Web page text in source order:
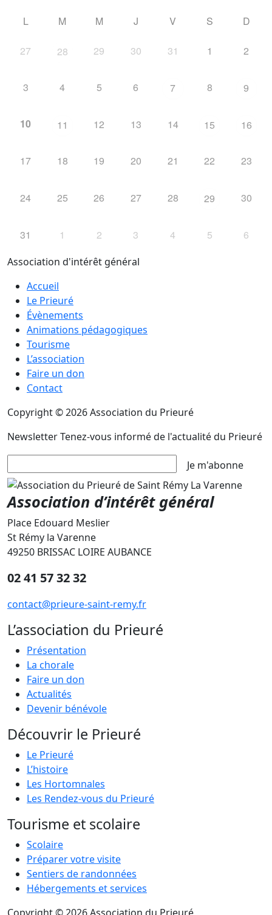
L M M J V S D
27 28 29 30 31 1 2
3 4 5 6 7 8 9
10 11 12 13 14 15 16
17 18 19 20 21 22 23
24 25 26 27 28 29 30
31 1 2 3 4 5 6
Association d'intérêt général
Accueil
Le Prieuré
Évènements
Animations pédagogiques
Tourisme
L’association
Faire un don
Contact
Copyright © 2026 Association du Prieuré
NewsletterTenez-vous informé de l'actualité du Prieuré
Je m'abonne
Association d’intérêt général
Place Edouard Meslier
St Rémy la Varenne
49250 BRISSAC LOIRE AUBANCE
02 41 57 32 32
contact@prieure-saint-remy.fr
L’association du Prieuré
Présentation
La chorale
Faire un don
Actualités
Devenir bénévole
Découvrir le Prieuré
Le Prieuré
L’histoire
Les Hortomnales
Les Rendez-vous du Prieuré
Tourisme et scolaire
Scolaire
Préparer votre visite
Sentiers de randonnées
Hébergements et services
Copyright © 2026 Association du Prieuré